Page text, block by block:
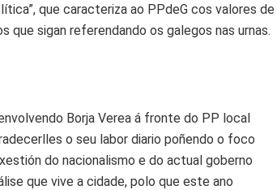
que caracteriza ao PPdeG cos valores de
que sigan referendando os galegos nas urnas.
Borja Verea á fronte do PP local
o seu labor diario poñendo o foco
do nacionalismo e do actual goberno
que vive a cidade, polo que este ano